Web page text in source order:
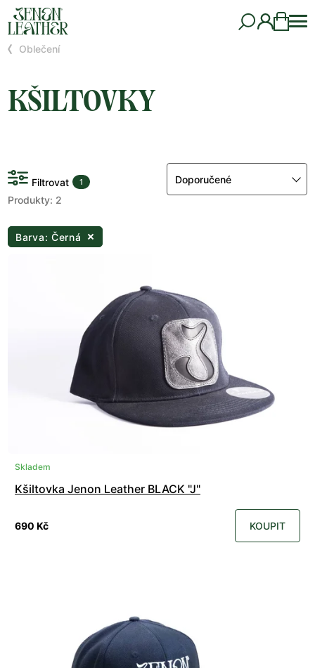
Oblečení
KŠILTOVKY
Filtrovat 1
Produkty: 2
Doporučené
Barva: Černá
Skladem
Kšiltovka Jenon Leather BLACK "J"
690 Kč KOUPIT